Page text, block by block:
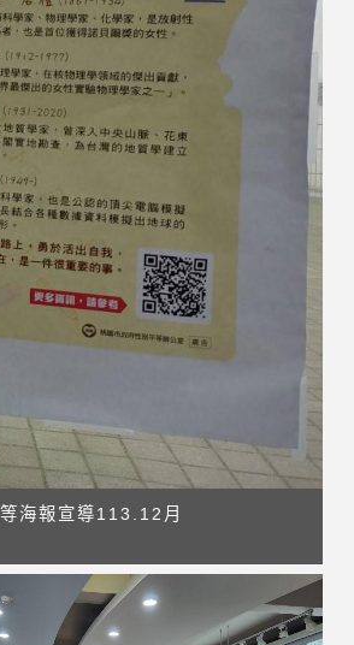
海報宣導113.12月